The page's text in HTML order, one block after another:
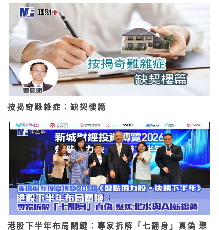
按揭奇難雜症：缺契樓篇
港股下半年布局關鍵：專家拆解「七翻身」真偽 聚